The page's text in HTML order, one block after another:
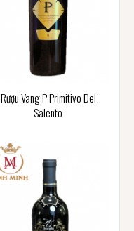
Rượu Vang P Primitivo Del
Salento